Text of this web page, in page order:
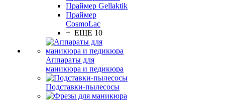
Праймер Gellaktik
Праймер
CosmoLac
+ ЕЩЕ 10
Аппараты для
маникюра и педикюра
Подставки-пылесосы